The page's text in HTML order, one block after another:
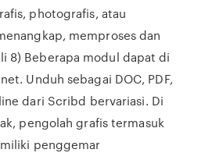
photografis, atau
memproses dan
8) Beberapa modul dapat di
Unduh sebagai DOC, PDF,
dari Scribd bervariasi. Di
pengolah grafis termasuk
penggemar